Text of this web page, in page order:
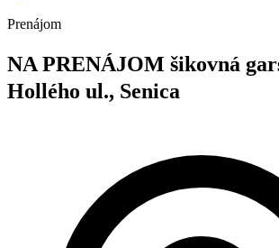
Prenájom
NA PRENÁJOM šikovná
Hollého ul., Senica